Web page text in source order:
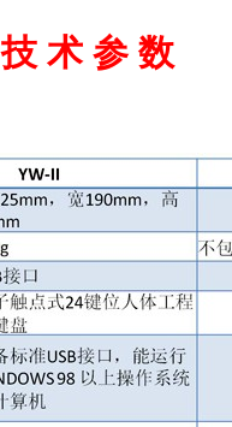
技 术 参 数